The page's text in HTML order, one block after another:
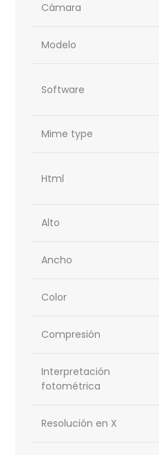
Cámara
Modelo
Software
Mime type
Html
Alto
Ancho
Color
Compresión
Interpretación
fotométrica
Resolución en X